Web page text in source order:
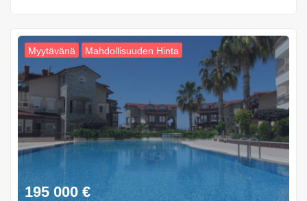
Myytävänä Mahdollisuuden Hinta
195 000 €